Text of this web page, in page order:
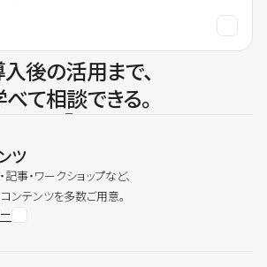
後の活用まで、
べて相談できる。
ツ
事・ワークショップなど、
ンテンツを多数ご用意。